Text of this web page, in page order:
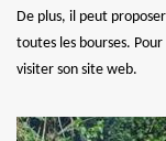
De plus, il peut
toutes les bourses.
visiter son site web.